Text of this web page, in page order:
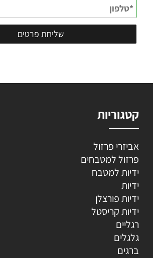
קטגוריות
אביזרי פרזול
פרזול למטבחים
ידיות למטבח
ידיות
ידיות פורצלן
ידיות קריסטל
רגליים
גלגלים
ברגים